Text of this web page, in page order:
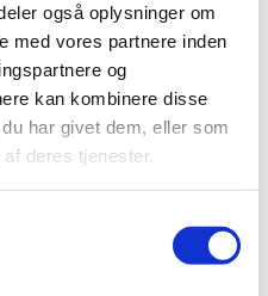
også oplysninger om
med vores partnere inden
og
kan kombinere disse
har givet dem, eller som
deres tjenester.
René R.
sig med